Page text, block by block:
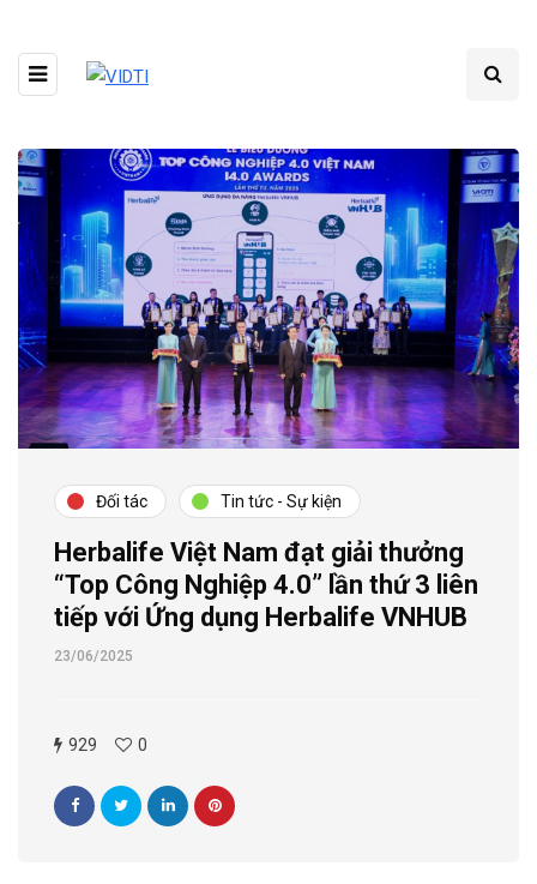
Đối tác Tin tức - Sự kiện
Herbalife Việt Nam đạt giải thưởng
“Top Công Nghiệp 4.0” lần thứ 3 liên
tiếp với Ứng dụng Herbalife VNHUB
23/06/2025
929 0